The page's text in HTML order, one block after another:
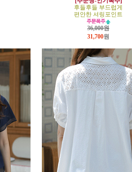
후들후들 부드럽게
편안한 셔링포인트
36,000원
31,700원